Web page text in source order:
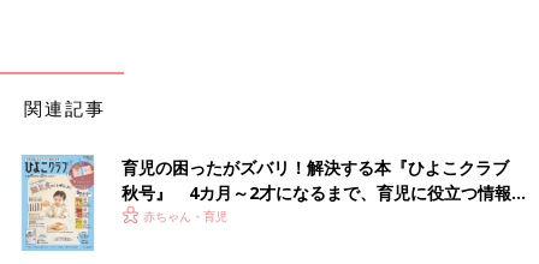
関連記事
育児の困ったがズバリ！解決する本『ひよこクラブ
秋号』 4カ月～2才になるまで、育児に役立つ情報が
いっぱい！
赤ちゃん・育児